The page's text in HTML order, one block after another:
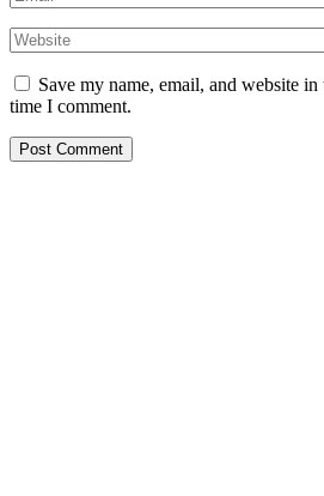
Save my name, email, and website
time I comment.